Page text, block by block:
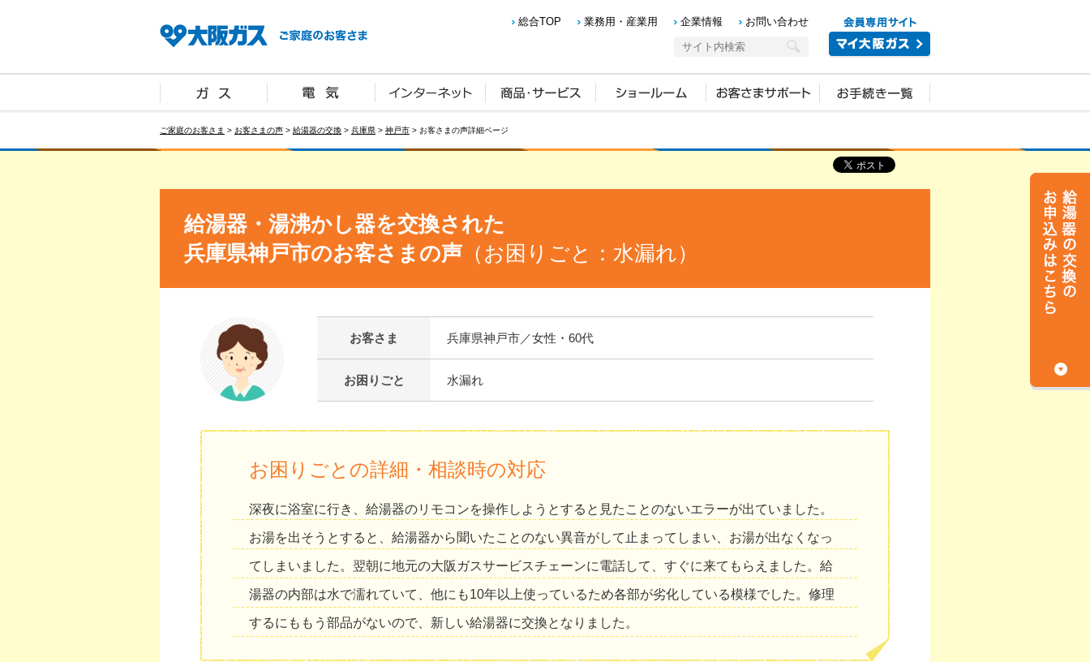
総合TOP 業務用・産業用 企業情報 お問い合わせ
ご家庭のお客さま > お客さまの声 > 給湯器の交換 > 兵庫県 > 神戸市 > お客さまの声詳細ページ
給湯器・湯沸かし器を交換された
兵庫県神戸市のお客さまの声 （お困りごと：水漏れ）
お客さま 兵庫県神戸市／女性・60代
お困りごと 水漏れ
お困りごとの詳細・相談時の対応
深夜に浴室に行き、給湯器のリモコンを操作しようとすると見たことのないエラーが出ていました。
お湯を出そうとすると、給湯器から聞いたことのない異音がして止まってしまい、お湯が出なくなっ
てしまいました。翌朝に地元の大阪ガスサービスチェーンに電話して、すぐに来てもらえました。給
湯器の内部は水で濡れていて、他にも10年以上使っているため各部が劣化している模様でした。修理
するにももう部品がないので、新しい給湯器に交換となりました。